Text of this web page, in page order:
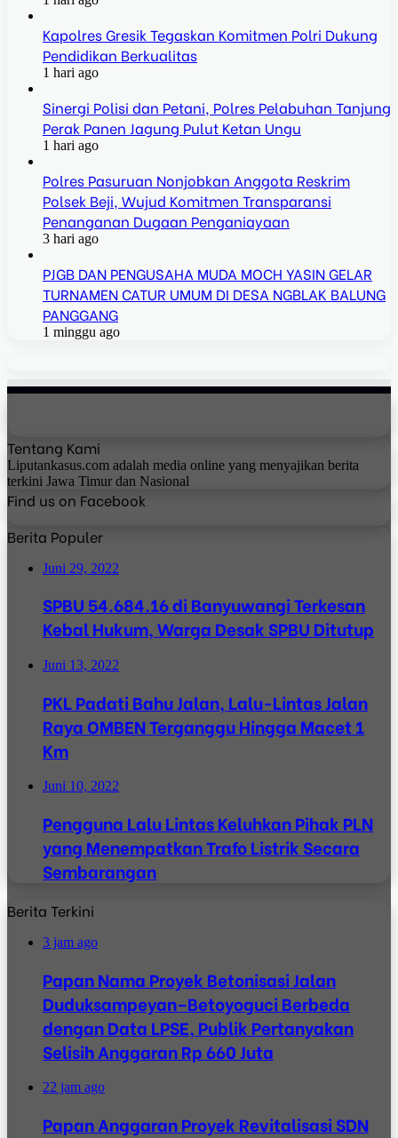
Kapolres Gresik Tegaskan Komitmen Polri Dukung
Pendidikan Berkualitas
1 hari ago
Sinergi Polisi dan Petani, Polres Pelabuhan Tanjung
Perak Panen Jagung Pulut Ketan Ungu
1 hari ago
Polres Pasuruan Nonjobkan Anggota Reskrim
Polsek Beji, Wujud Komitmen Transparansi
Penanganan Dugaan Penganiayaan
3 hari ago
PJGB DAN PENGUSAHA MUDA MOCH YASIN GELAR
TURNAMEN CATUR UMUM DI DESA NGBLAK BALUNG
PANGGANG
1 minggu ago
Tentang Kami
Liputankasus.com adalah media online yang menyajikan berita
terkini Jawa Timur dan Nasional
Find us on Facebook
Berita Populer
Juni 29, 2022
SPBU 54.684.16 di Banyuwangi Terkesan
Kebal Hukum, Warga Desak SPBU Ditutup
Juni 13, 2022
PKL Padati Bahu Jalan, Lalu-Lintas Jalan
Raya OMBEN Terganggu Hingga Macet 1
Km
Juni 10, 2022
Pengguna Lalu Lintas Keluhkan Pihak PLN
yang Menempatkan Trafo Listrik Secara
Sembarangan
Berita Terkini
3 jam ago
Papan Nama Proyek Betonisasi Jalan
Duduksampeyan–Betoyoguci Berbeda
dengan Data LPSE, Publik Pertanyakan
Selisih Anggaran Rp 660 Juta
22 jam ago
Papan Anggaran Proyek Revitalisasi SDN